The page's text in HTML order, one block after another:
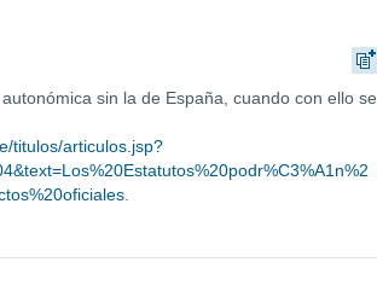
sin la de España, cuando con ello se
titulos/articulos.jsp?